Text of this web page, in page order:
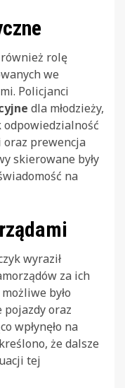
rolę
we
Policjanci
dla młodzieży,
odpowiedzialność
oraz prewencja
skierowane były
na
wyraził
za ich
było
pojazdy oraz
wpłynęło na
że dalsze
tej